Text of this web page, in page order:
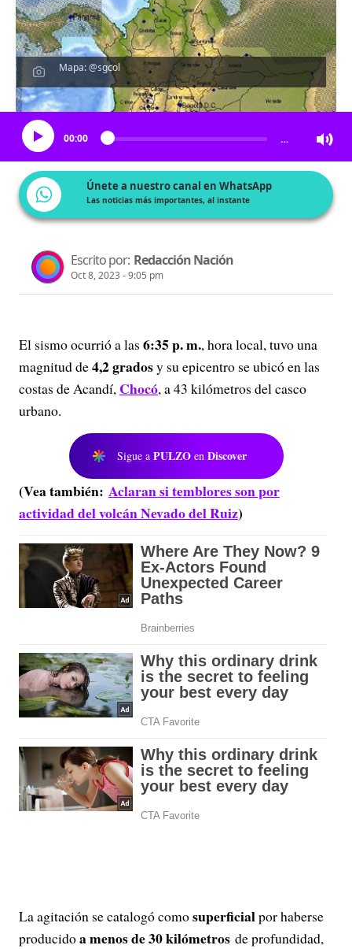
Mapa: @sgcol
Escucha el artículo
00:00 …
Únete a nuestro canal en WhatsApp
Las noticias más importantes, al instante
Escrito por: Redacción Nación
Oct 8, 2023 - 9:05 pm
El sismo ocurrió a las 6:35 p. m., hora local, tuvo una
magnitud de4,2 gradosy su epicentro se ubicó en las
costas de Acandí, Chocó, a 43 kilómetros del casco
urbano.
Sigue a PULZO en Discover
(Vea también: Aclaran si temblores son por
actividad del volcán Nevado del Ruiz)
La agitación se catalogó comosuperficialpor haberse
producidoa menos de 30 kilómetros de profundidad,